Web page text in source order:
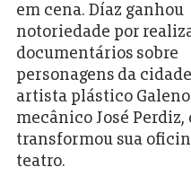
em cena. Díaz ganhou
notoriedade por
documentários sobre
personagens da
artista plástico Galeno
mecânico José Perdiz,
transformou sua
teatro.